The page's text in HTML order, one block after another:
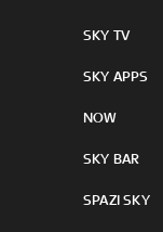
SKY TV
SKY APPS
NOW
SKY BAR
SPAZI SKY